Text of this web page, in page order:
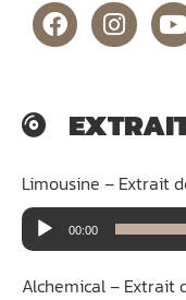
Limousine – Extrait
Lecteur
audio
00:00
Alchemical – Extrait